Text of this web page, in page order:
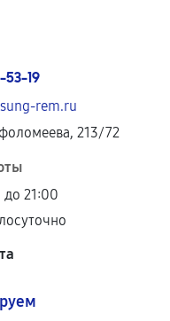
53-19
rem.ru
213/72
21:00